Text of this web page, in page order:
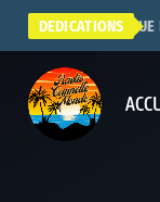
DEDICATIONS
SUPER RADIO. QUE DE